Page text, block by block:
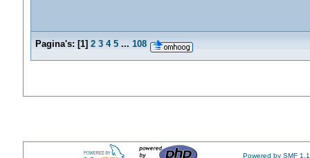
Pagina's: [1] 2 3 4 5 ... 108
Powered by SMF